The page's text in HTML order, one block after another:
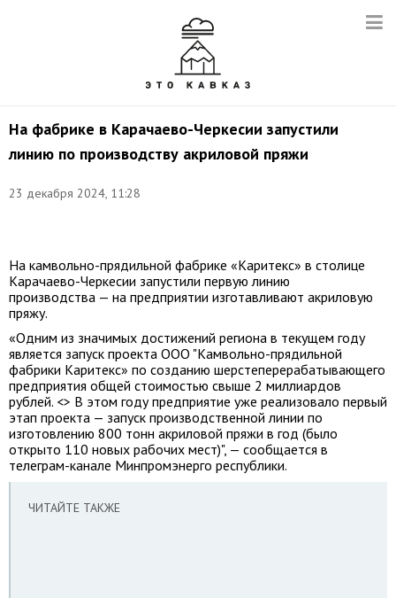
На фабрике в Карачаево-Черкесии запустили
линию по производству акриловой пряжи
23 декабря 2024, 11:28
На камвольно-прядильной фабрике «Каритекс» в столице
Карачаево-Черкесии запустили первую линию
производства — на предприятии изготавливают акриловую
пряжу.
«Одним из значимых достижений региона в текущем году
является запуск проекта ООО "Камвольно-прядильной
фабрики Каритекс» по созданию шерстеперерабатывающего
предприятия общей стоимостью свыше 2 миллиардов
рублей. <> В этом году предприятие уже реализовало первый
этап проекта — запуск производственной линии по
изготовлению 800 тонн акриловой пряжи в год (было
открыто 110 новых рабочих мест)", — сообщается в
телеграм-канале Минпромэнерго республики.
ЧИТАЙТЕ ТАКЖЕ